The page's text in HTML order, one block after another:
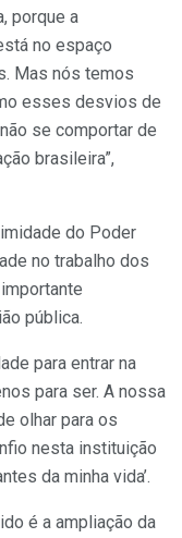
porque a
no espaço
Mas nós temos
esses desvios de
se comportar de
brasileira”,
do Poder
no trabalho dos
pública.
para entrar na
para ser. A nossa
olhar para os
nesta instituição
da minha vida’.
é a ampliação da